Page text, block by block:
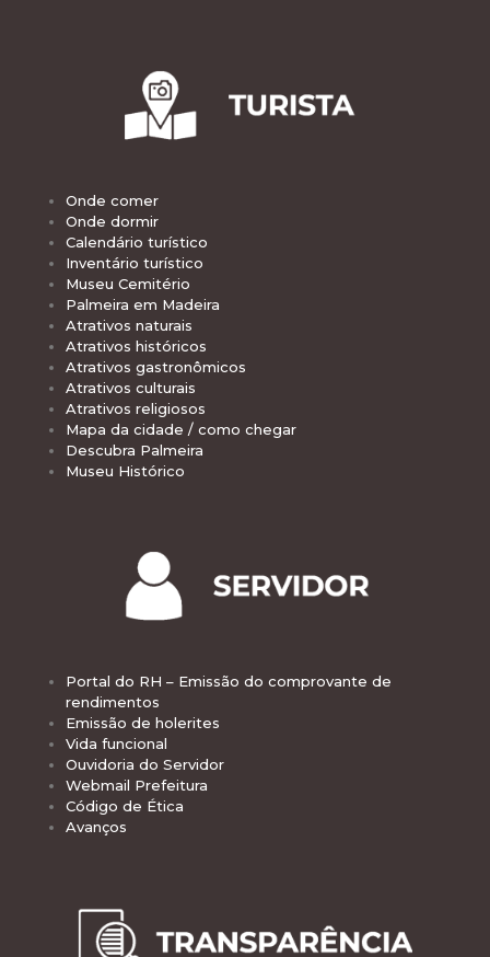
Onde comer
Onde dormir
Calendário turístico
Inventário turístico
Museu Cemitério
Palmeira em Madeira
Atrativos naturais
Atrativos históricos
Atrativos gastronômicos
Atrativos culturais
Atrativos religiosos
Mapa da cidade / como chegar
Descubra Palmeira
Museu Histórico
Portal do RH – Emissão do comprovante de
rendimentos
Emissão de holerites
Vida funcional
Ouvidoria do Servidor
Webmail Prefeitura
Código de Ética
Avanços